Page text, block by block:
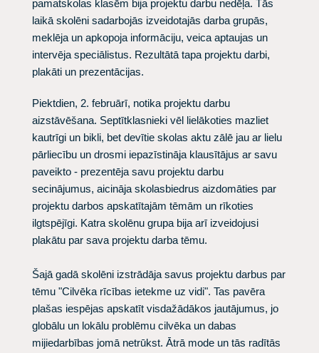
pamatskolas klasēm bija projektu darbu nedēļa. Tās
laikā skolēni sadarbojās izveidotajās darba grupās,
meklēja un apkopoja informāciju, veica aptaujas un
intervēja speciālistus. Rezultātā tapa projektu darbi,
plakāti un prezentācijas.
Piektdien, 2. februārī, notika projektu darbu
aizstāvēšana. Septītklasnieki vēl lielākoties mazliet
kautrīgi un bikli, bet devītie skolas aktu zālē jau ar lielu
pārliecību un drosmi iepazīstināja klausītājus ar savu
paveikto - prezentēja savu projektu darbu
secinājumus, aicināja skolasbiedrus aizdomāties par
projektu darbos apskatītajām tēmām un rīkoties
ilgtspējīgi. Katra skolēnu grupa bija arī izveidojusi
plakātu par sava projektu darba tēmu.
Šajā gadā skolēni izstrādāja savus projektu darbus par
tēmu "Cilvēka rīcības ietekme uz vidi". Tas pavēra
plašas iespējas apskatīt visdažādākos jautājumus, jo
globālu un lokālu problēmu cilvēka un dabas
mijiedarbības jomā netrūkst. Ātrā mode un tās radītās